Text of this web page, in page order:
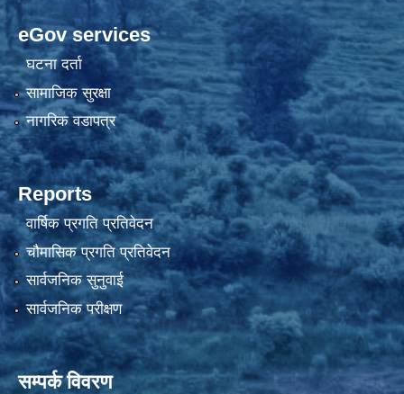
eGov services
घटना दर्ता
सामाजिक सुरक्षा
नागरिक वडापत्र
Reports
वार्षिक प्रगति प्रतिवेदन
चौमासिक प्रगति प्रतिवेदन
सार्वजनिक सुनुवाई
सार्वजनिक परीक्षण
सम्पर्क विवरण